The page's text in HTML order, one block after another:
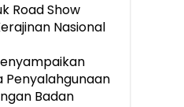
Road Show
Nasional
Penyalahgunaan
Badan